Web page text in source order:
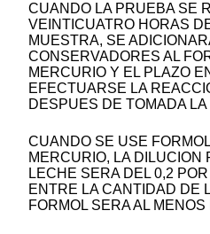
CUANDO LA PRUEBA SE
VEINTICUATRO HORAS
MUESTRA, SE
CONSERVADORES AL
MERCURIO Y EL PLAZO
EFECTUARSE LA
DESPUES DE TOMADA
CUANDO SE USE
MERCURIO, LA DILUCION
LECHE SERA DEL 0,2
ENTRE LA CANTIDAD DE
FORMOL SERA AL MENOS